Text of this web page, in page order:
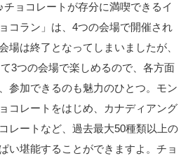
ョコレートが存分に満喫できるイ
コラン」は、4つの会場で開催され
場は終了となってしまいましたが、
3つの会場で楽しめるので、各方面
参加できるのも魅力のひとつ。モン
コレートをはじめ、カナディアング
レートなど、過去最大50種類以上の
い堪能することができますよ。チョ